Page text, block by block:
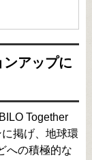
アップに
Together
に掲げ、地球環
への積極的な